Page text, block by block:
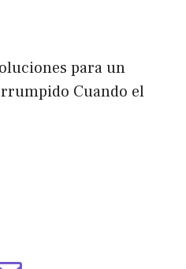
para un
Cuando el